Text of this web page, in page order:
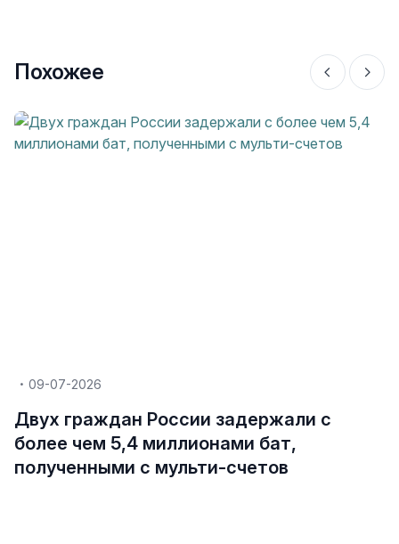
Похожее
09-07-2026
Двух граждан России задержали с
более чем 5,4 миллионами бат,
полученными с мульти-счетов